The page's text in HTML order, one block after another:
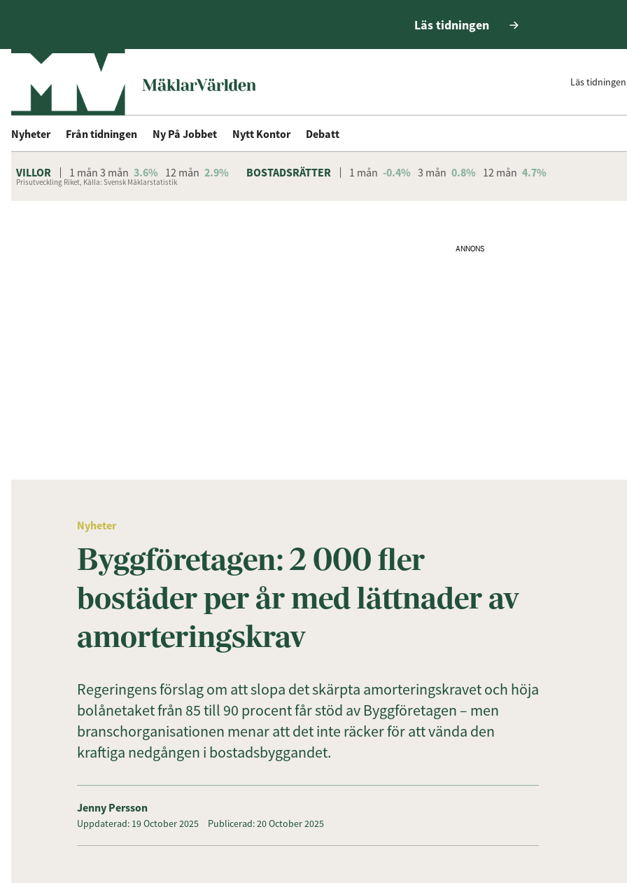
Läs tidningen
Läs tidningen
Nyheter Från tidningen Ny På Jobbet Nytt Kontor Debatt
VILLOR 1 mån 3 mån 3.6% 12 mån 2.9% BOSTADSRÄTTER 1 mån -0.4% 3 mån 0.8% 12 mån 4.7%
Prisutveckling Riket, Källa: Svensk Mäklarstatistik
ANNONS
Nyheter
Byggföretagen: 2 000 fler
bostäder per år med lättnader av
amorteringskrav
Regeringens förslag om att slopa det skärpta amorteringskravet och höja
bolånetaket från 85 till 90 procent får stöd av Byggföretagen – men
branschorganisationen menar att det inte räcker för att vända den
kraftiga nedgången i bostadsbyggandet.
Jenny Persson
Uppdaterad: 19 October 2025 Publicerad: 20 October 2025